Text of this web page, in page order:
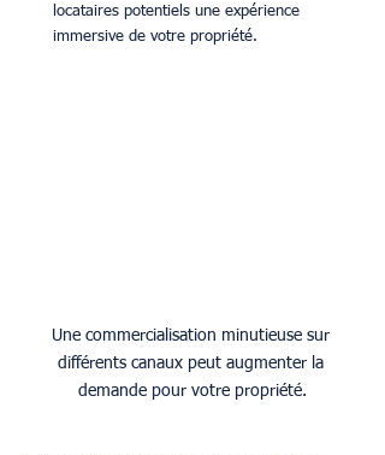
locataires potentiels une expérience
immersive de votre propriété.
Une commercialisation minutieuse sur
différents canaux peut augmenter la
demande pour votre propriété.